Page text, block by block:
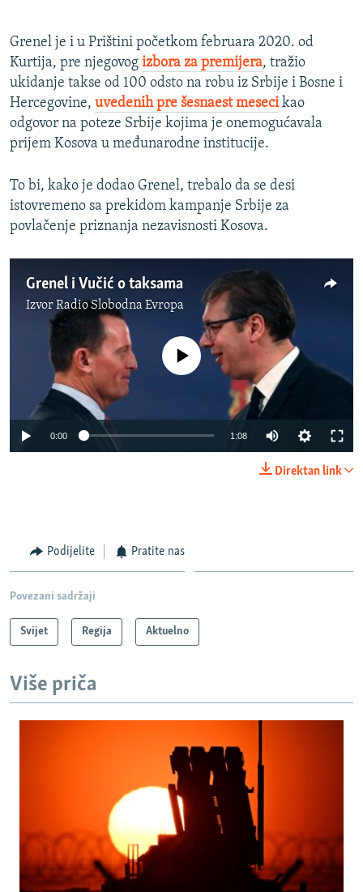
1080p
1080p
Grenel je i u Prištini početkom februara 2020. od
Kurtija, pre njegovog izbora za premijera, tražio
ukidanje takse od 100 odsto na robu iz Srbije i Bosne i
Hercegovine, uvedenih pre šesnaest mesecikao
odgovor na poteze Srbije kojima je onemogućavala
prijem Kosova u međunarodne institucije.
To bi, kako je dodao Grenel, trebalo da se desi
istovremeno sa prekidom kampanje Srbije za
povlačenje priznanja nezavisnosti Kosova.
Grenel i Vučić o taksama
IzvorRadio Slobodna Evropa
1080p
No media source currently available
0:00 1:08
Direktan link
Podijelite Pratite nas
Povezani sadržaji
Svijet Regija Aktuelno
Više priča